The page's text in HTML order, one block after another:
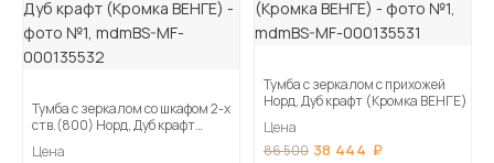
Тумба с зеркалом со шкафом 2-х
ств.(800) Норд, Дуб крафт
Цена
Тумба с зеркалом с прихожей
Норд, Дуб крафт (Кромка ВЕНГЕ)
Цена
86 500 38 444